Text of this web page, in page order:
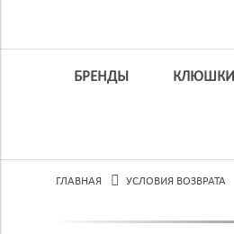
БРЕНДЫ КЛЮШКИ
ГЛАВНАЯ УСЛОВИЯ ВОЗВРАТА